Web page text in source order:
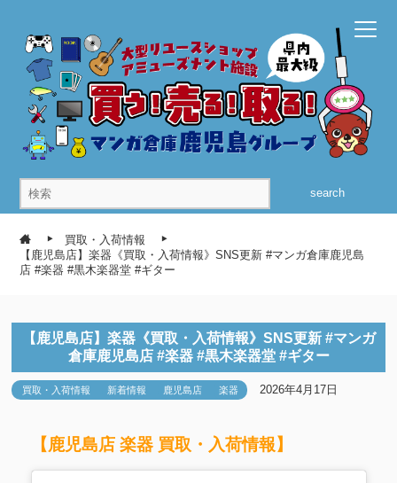
search
買取・入荷情報
【鹿児島店】楽器《買取・入荷情報》SNS更新 #マンガ倉庫鹿児島
店 #楽器 #黒木楽器堂 #ギター
【鹿児島店】楽器《買取・入荷情報》SNS更新 #マンガ
倉庫鹿児島店 #楽器 #黒木楽器堂 #ギター
買取・入荷情報 新着情報 鹿児島店 楽器 2026年4月17日
【鹿児島店 楽器 買取・入荷情報】